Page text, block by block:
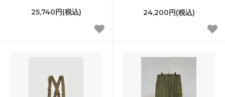
25,740円(税込) 24,200円(税込)